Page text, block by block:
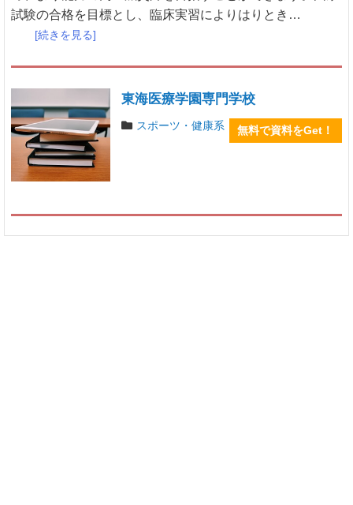
試験の合格を目標とし、臨床実習によりはりとき…
[続きを見る]
東海医療学園専門学校
スポーツ・健康系 無料で資料をGet！